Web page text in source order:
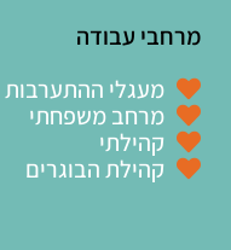
מרחבי עבודה
מעגלי ההתערבות
מרחב משפחתי
קהילתי
קהילת הבוגרים